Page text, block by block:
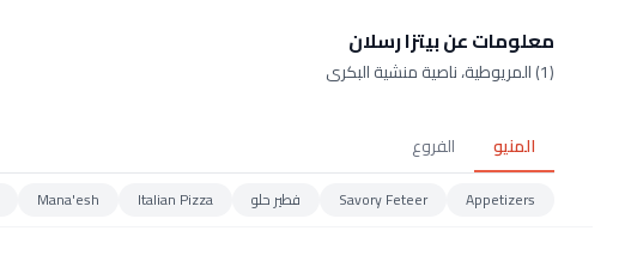
معلومات عن بيتزا رسلان
(1) المريوطية، ناصية منشية البكرى
المنيو الفروع
Appetizers
Savory Feteer فطير حلو Italian Pizza
Mana'esh